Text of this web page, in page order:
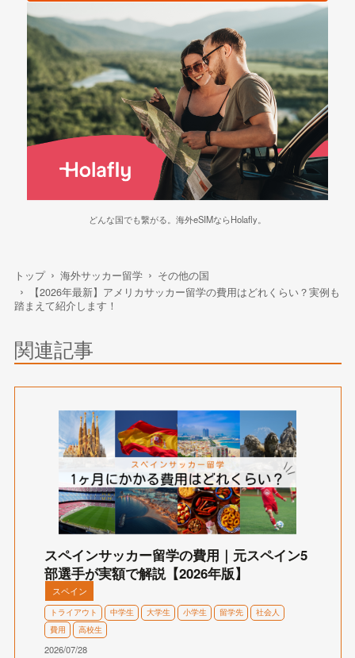
どんな国でも繋がる。海外eSIMならHolafly。
トップ 海外サッカー留学
その他の国
【2026年最新】アメリカサッカー留学の費用はどれくらい？実例も
踏まえて紹介します！
関連記事
スペインサッカー留学の費用｜元スペイン5
部選手が実額で解説【2026年版】
スペイン
トライアウト 中学生 大学生 小学生 留学先
社会人
費用
高校生
2026/07/28